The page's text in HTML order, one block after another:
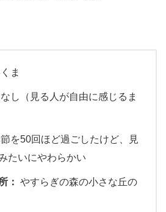
ま
なし（見る人が自由に感じるま
を50回ほど過ごしたけど、見
たいにやわらかい
： やすらぎの森の小さな丘の